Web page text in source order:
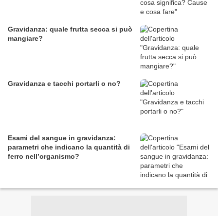
Gravidanza: quale frutta secca si può
mangiare?
Gravidanza e tacchi portarli o no?
Esami del sangue in gravidanza:
parametri che indicano la quantità di
ferro nell’organismo?